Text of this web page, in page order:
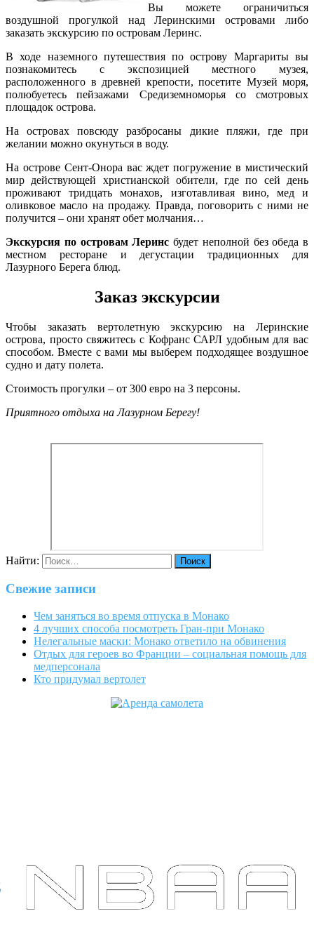
Вы можете ограничиться
воздушной прогулкой над Леринскими островами либо
заказать экскурсию по островам Леринс.
В ходе наземного путешествия по острову Маргариты вы
познакомитесь с экспозицией местного музея,
расположенного в древней крепости, посетите Музей моря,
полюбуетесь пейзажами Средиземноморья со смотровых
площадок острова.
На островах повсюду разбросаны дикие пляжи, где при
желании можно окунуться в воду.
На острове Сент-Онора вас ждет погружение в мистический
мир действующей христианской обители, где по сей день
проживают тридцать монахов, изготавливая вино, мед и
оливковое масло на продажу. Правда, поговорить с ними не
получится – они хранят обет молчания…
Экскурсия по островам Леринс будет неполной без обеда в
местном ресторане и дегустации традиционных для
Лазурного Берега блюд.
Заказ экскурсии
Чтобы заказать вертолетную экскурсию на Леринские
острова, просто свяжитесь с Кофранс САРЛ удобным для вас
способом. Вместе с вами мы выберем подходящее воздушное
судно и дату полета.
Стоимость прогулки – от 300 евро на 3 персоны.
Приятного отдыха на Лазурном Берегу!
Найти:
Свежие записи
Чем заняться во время отпуска в Монако
4 лучших способа посмотреть Гран-при Монако
Нелегальные маски: Монако ответило на обвинения
Отдых для героев во Франции – социальная помощь для
медперсонала
Кто придумал вертолет